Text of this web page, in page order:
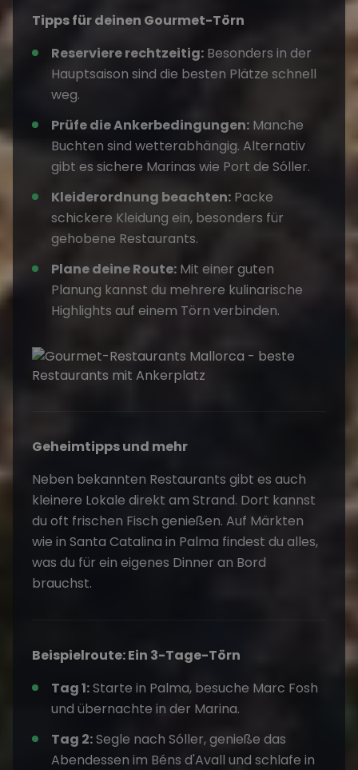
Tipps für deinen Gourmet-Törn
Reserviere rechtzeitig: Besonders in der
Hauptsaison sind die besten Plätze schnell
weg.
Prüfe die Ankerbedingungen: Manche
Buchten sind wetterabhängig. Alternativ
gibt es sichere Marinas wie Port de Sóller.
Kleiderordnung beachten: Packe
schickere Kleidung ein, besonders für
gehobene Restaurants.
Plane deine Route: Mit einer guten
Planung kannst du mehrere kulinarische
Highlights auf einem Törn verbinden.
Geheimtipps und mehr
Neben bekannten Restaurants gibt es auch
kleinere Lokale direkt am Strand. Dort kannst
du oft frischen Fisch genießen. Auf Märkten
wie in Santa Catalina in Palma findest du alles,
was du für ein eigenes Dinner an Bord
brauchst.
Beispielroute: Ein 3-Tage-Törn
Tag 1:Starte in Palma, besuche Marc Fosh
und übernachte in der Marina.
Tag 2:Segle nach Sóller, genieße das
Abendessen im Béns d'Avall und schlafe in